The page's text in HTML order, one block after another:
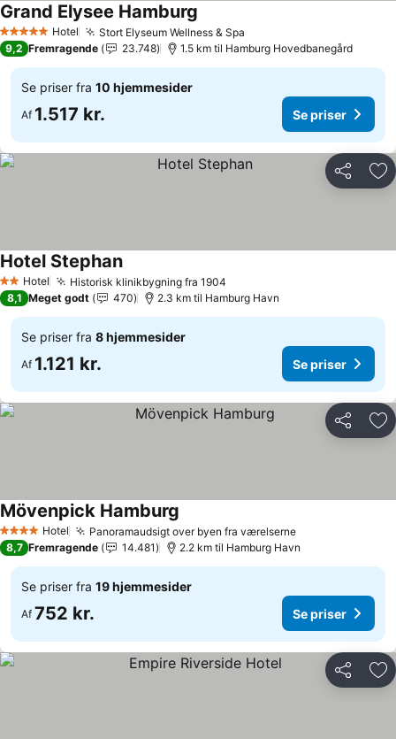
5 Stjerner Hotel Stort Elyseum Wellness & Spa
Grand Elysee Hamburg
9,2 Fremragende 23.748 1.5 km til Hamburg Hovedbanegård
Se priser fra 10 hjemmesider
Af 1.517 kr. Se priser
Del
2 Stjerner
Hotel Historisk klinikbygning fra 1904
Hotel StephanSe priser
8,1 Meget godt 470 2.3 km til Hamburg Havn
Se priser fra 8 hjemmesider
Af 1.121 kr. Se priser
Del
4 StjernerHotel Panoramaudsigt over byen fra værelserneSe priser
Mövenpick Hamburg
8,7 Fremragende 14.481 2.2 km til Hamburg Havn
Se priser fra 19 hjemmesider
Af 752 kr. Se priser
Del